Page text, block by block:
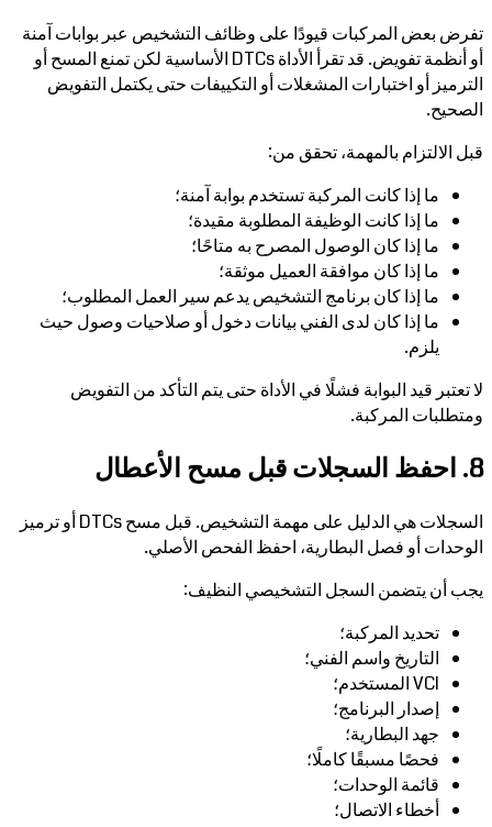
تفرض بعض المركبات قيودًا على وظائف التشخيص عبر بوابات آمنة
أو أنظمة تفويض. قد تقرأ الأداة DTCs الأساسية لكن تمنع المسح أو
الترميز أو اختبارات المشغلات أو التكييفات حتى يكتمل التفويض
الصحيح.
قبل الالتزام بالمهمة، تحقق من:
ما إذا كانت المركبة تستخدم بوابة آمنة؛
ما إذا كانت الوظيفة المطلوبة مقيدة؛
ما إذا كان الوصول المصرح به متاحًا؛
ما إذا كان موافقة العميل موثقة؛
ما إذا كان برنامج التشخيص يدعم سير العمل المطلوب؛
ما إذا كان لدى الفني بيانات دخول أو صلاحيات وصول حيث
يلزم.
لا تعتبر قيد البوابة فشلًا في الأداة حتى يتم التأكد من التفويض
ومتطلبات المركبة.
8. احفظ السجلات قبل مسح الأعطال
السجلات هي الدليل على مهمة التشخيص. قبل مسح DTCs أو ترميز
الوحدات أو فصل البطارية، احفظ الفحص الأصلي.
يجب أن يتضمن السجل التشخيصي النظيف:
تحديد المركبة؛
التاريخ واسم الفني؛
VCI المستخدم؛
إصدار البرنامج؛
جهد البطارية؛
فحصًا مسبقًا كاملًا؛
قائمة الوحدات؛
أخطاء الاتصال؛